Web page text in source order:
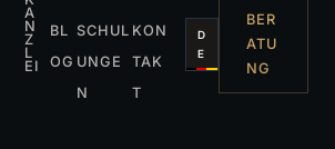
A
N
Z
L
EI
BL
OG
SCHUL
UNGE
N
KON
TAK
T
D
E
BER
ATU
NG